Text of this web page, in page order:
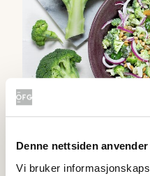
Denne nettsiden
Vi bruker
Kremet
4 (1513)